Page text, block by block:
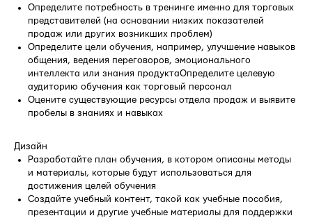
Определите потребность в тренинге именно для торговых
представителей (на основании низких показателей
продаж или других возникших проблем)
Определите цели обучения, например, улучшение навыков
общения, ведения переговоров, эмоционального
интеллекта или знания продуктаОпределите целевую
аудиторию обучения как торговый персонал
Оцените существующие ресурсы отдела продаж и выявите
пробелы в знаниях и навыках
Дизайн
Разработайте план обучения, в котором описаны методы
и материалы, которые будут использоваться для
достижения целей обучения
Создайте учебный контент, такой как учебные пособия,
презентации и другие учебные материалы для поддержки